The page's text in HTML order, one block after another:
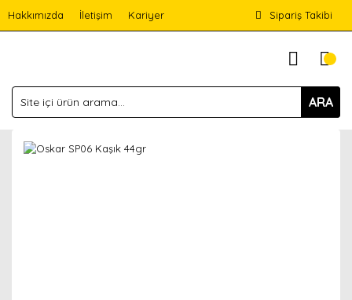
Hakkımızda İletişim Kariyer Sipariş Takibi
ARA